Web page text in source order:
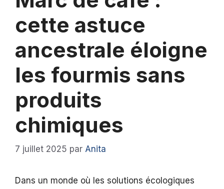
cette astuce
ancestrale éloigne
les fourmis sans
produits
chimiques
7 juillet 2025 par Anita
Dans un monde où les solutions écologiques